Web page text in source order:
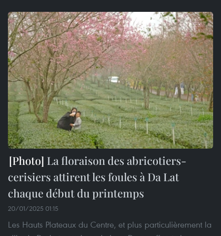
La floraison des abricotiers-
cerisiers attirent les foules à Da Lat
chaque début du printemps
20/01/2025 01:15
Les Hauts Plateaux du Centre, et plus particulièrement la